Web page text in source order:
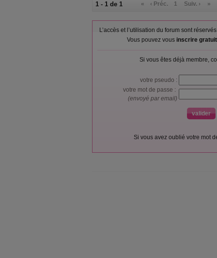
1 - 1 de 1 « ‹ Préc. 1 Suiv. › »
L’accès et l’utilisation du forum sont
Vous pouvez vous inscrire
Si vous êtes déjà membre,
votre pseudo :
votre mot de passe :
(envoyé par email)
Si vous avez oublié votre mot